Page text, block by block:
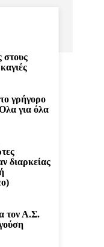
γρήγορο
για όλα
διαρκείας
τον Α.Σ.